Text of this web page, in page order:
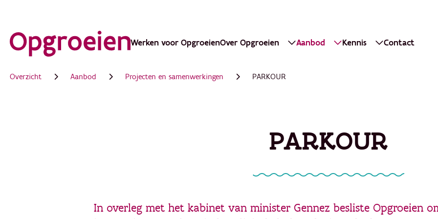
direct
naar
hoofdinhoud
Main
navigation
Werken voor OpgroeienOver Opgroeien Aanbod Kennis Contact
Overzicht Aanbod Projecten en samenwerkingen PARKOUR
PARKOUR
In overleg met het kabinet van minister Gennez besliste Opgroeien